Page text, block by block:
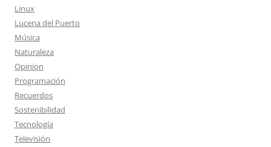
Linux
Lucena del Puerto
Música
Naturaleza
Opinion
Programación
Recuerdos
Sostenibilidad
Tecnología
Televisión